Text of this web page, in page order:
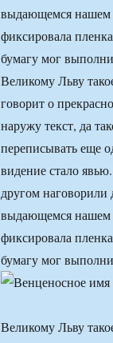
выдающемся нашем
фиксировала
бумагу мог
Великому Льву
говорит о
наружу текст, да
переписывать еще
видение стало
другом
выдающемся нашем
фиксировала
бумагу мог
Великому Льву